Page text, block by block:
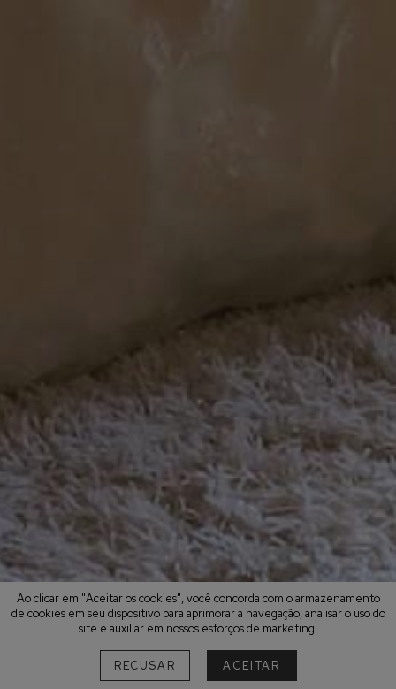
Ao clicar em "Aceitar os cookies", você concorda com o armazenamento
de cookies em seu dispositivo para aprimorar a navegação, analisar o uso do
site e auxiliar em nossos esforços de marketing.
RECUSAR ACEITAR